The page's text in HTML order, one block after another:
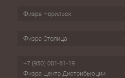
Физра Норильск
Физра Столица
+7 (950) 001-61-19
Физра Центр Дистрибьюции